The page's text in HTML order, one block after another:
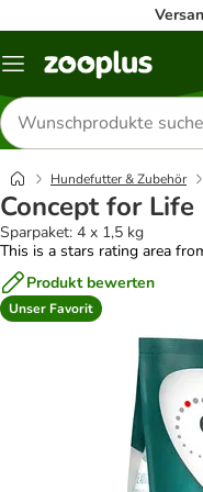
Menü
Produkte
suchen
Hundefutter & Zubehör
Concept for
Sparpaket: 4 x 1,5 kg
This is a stars rating area
Produkt bewerten
Unser Favorit